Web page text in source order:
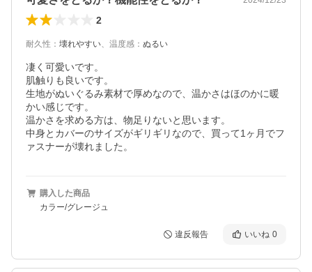
2
耐久性 ： 壊れやすい、 温度感 ： ぬるい
凄く可愛いです。
肌触りも良いです。
生地がぬいぐるみ素材で厚めなので、温かさはほのかに暖
かい感じです。
温かさを求める方は、物足りないと思います。
中身とカバーのサイズがギリギリなので、買って1ヶ月でフ
購入した商品
カラー/グレージュ
違反報告 いいね 0